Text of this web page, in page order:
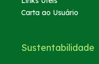
Carta ao Usuário
Sustentabilidade